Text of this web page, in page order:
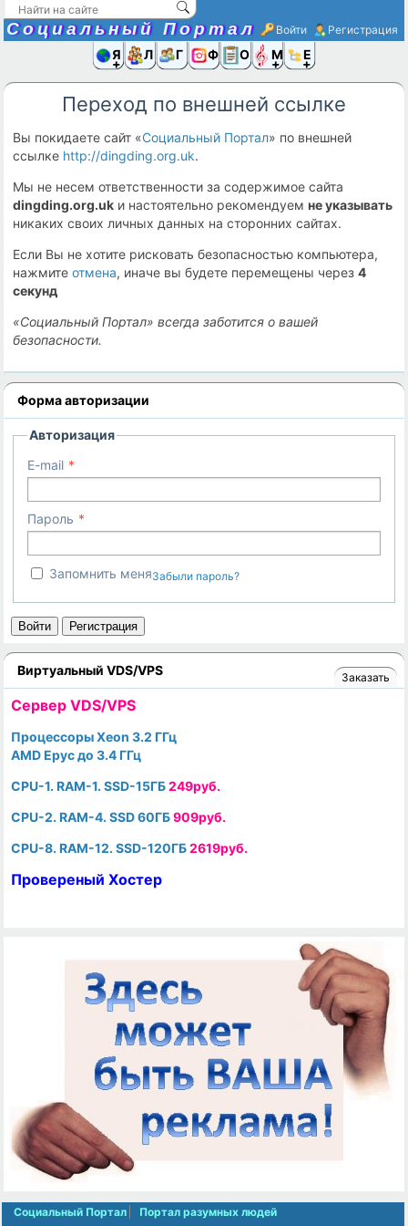
Социальный Портал Войти Регистрация
Я иЛюди
Группы
Фото Ещё
Переход по внешней ссылке
Вы покидаете сайт «Социальный Портал» по внешней
ссылке http://dingding.org.uk.
Мы не несем ответственности за содержимое сайта
dingding.org.uk и настоятельно рекомендуемне указывать
никаких своих личных данных на сторонних сайтах.
Если Вы не хотите рисковать безопасностью компьютера,
нажмитеотмена, иначе вы будете перемещены через4
секунд
«Социальный Портал» всегда заботится о вашей
безопасности.
Форма авторизации
Авторизация
E-mail
Пароль
Запомнить меняЗабыли пароль?
Войти Регистрация
Виртуальный VDS/VPS Заказать
Cервер VDS/VPS
Процессоры Xeon 3.2 ГГц
AMD Epyc до 3.4 ГГц
CPU-1. RAM-1. SSD-15ГБ249руб.
CPU-2. RAM-4. SSD 60ГБ909руб.
CPU-8. RAM-12. SSD-120ГБ2619руб.
Провереный Хостер
Социальный Портал Портал разумных людей